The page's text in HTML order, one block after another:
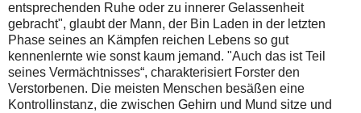
entsprechenden Ruhe oder zu innerer Gelassenheit
gebracht", glaubt der Mann, der Bin Laden in der letzten
Phase seines an Kämpfen reichen Lebens so gut
kennenlernte wie sonst kaum jemand. "Auch das ist Teil
seines Vermächtnisses“, charakterisiert Forster den
Verstorbenen. Die meisten Menschen besäßen eine
Kontrollinstanz, die zwischen Gehirn und Mund sitze und